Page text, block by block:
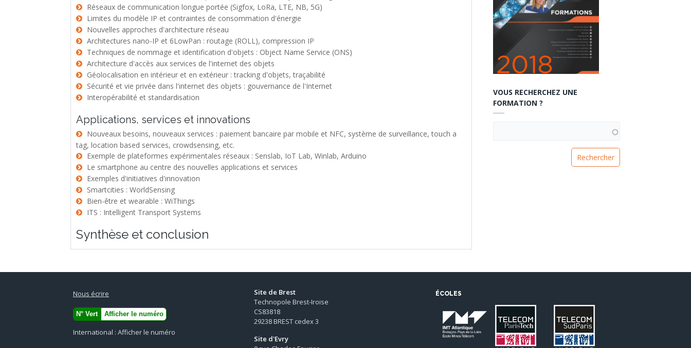
Réseaux de communication longue portée (Sigfox, LoRa, LTE, NB, 5G)
Limites du modèle IP et contraintes de consommation d'énergie
Nouvelles approches d'architecture réseau
Architectures nano-IP et 6LowPan : routage (ROLL), compression IP
Techniques de nommage et identification d'objets : Object Name Service (ONS)
Architecture d'accès aux services de l'internet des objets
Géolocalisation en intérieur et en extérieur : tracking d'objets, traçabilité
Sécurité et vie privée dans l'internet des objets : gouvernance de l'Internet
Interopérabilité et standardisation
Applications, services et innovations
tag, location based services, crowdsensing, etc.
Exemple de plateformes expérimentales réseaux : Senslab, IoT Lab, Winlab, Arduino
Le smartphone au centre des nouvelles applications et services
Exemples d'initiatives d'innovation
Smartcities : WorldSensing
Bien-être et wearable : WiThings
ITS : Intelligent Transport Systems
Synthèse et conclusion
VOUS RECHERCHEZ UNE
FORMATION ?
VOUS RECHERCHEZ UNE FORMATION ?
Nous écrire
N° Vert Afficher le numéro
International : Afficher le numéro
Site de Brest
Technopole Brest-Iroise
CS83818
29238 BREST cedex 3
Site d'Evry
ÉCOLES